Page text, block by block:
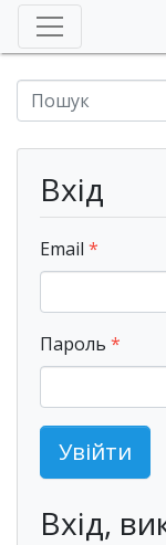
Вхід
Email
Пароль
Увійти
Вхід,